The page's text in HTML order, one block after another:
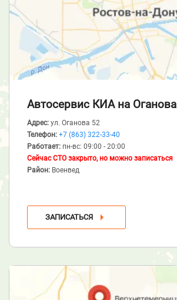
Автосервис КИА на Оганова
Адрес: ул. Оганова 52
Телефон: +7 (863) 322-33-40
Работает: пн-вс: 09:00 - 20:00
Сейчас СТО закрыто, но можно записаться
Район: Военвед
ЗАПИСАТЬСЯ